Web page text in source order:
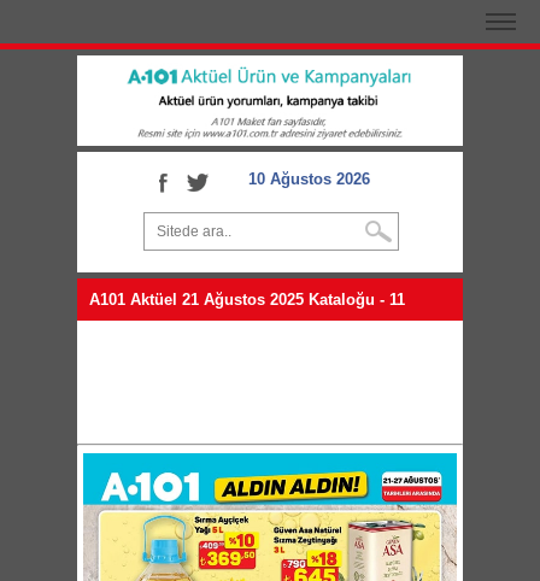
10 Ağustos 2026
A101 Aktüel 21 Ağustos 2025 Kataloğu - 11